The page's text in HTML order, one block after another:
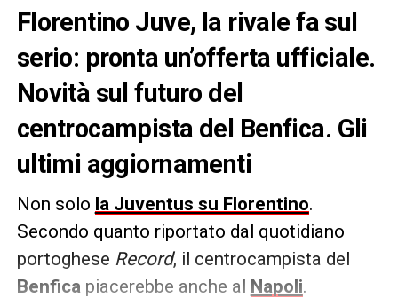
Florentino Juve, la rivale fa sul
serio: pronta un’offerta ufficiale.
Novità sul futuro del
centrocampista del Benfica. Gli
ultimi aggiornamenti
Non solo la Juventus su Florentino.
Secondo quanto riportato dal quotidiano
portoghese Record, il centrocampista del
Benfica piacerebbe anche al Napoli.